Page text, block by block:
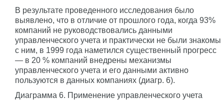
В результате проведенного исследования было
выявлено, что в отличие от прошлого года, когда 93%
компаний не руководствовались данными
управленческого учета и практически не были знакомы
с ним, в 1999 года наметился существенный прогресс
— в 20 % компаний внедрены механизмы
управленческого учета и его данными активно
пользуются в данных компаниях (диагр. 6).
Диаграмма 6. Применение управленческого учета